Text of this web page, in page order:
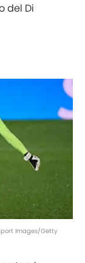
del Di
Images/Getty